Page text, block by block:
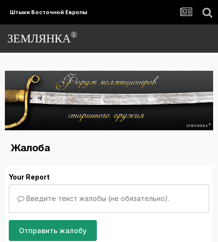
Штыки Восточной Европы
ЗЕМЛЯНКА®
Жалоба
Your Report
Введите текст жалобы (не обязательно).
Отправить жалобу